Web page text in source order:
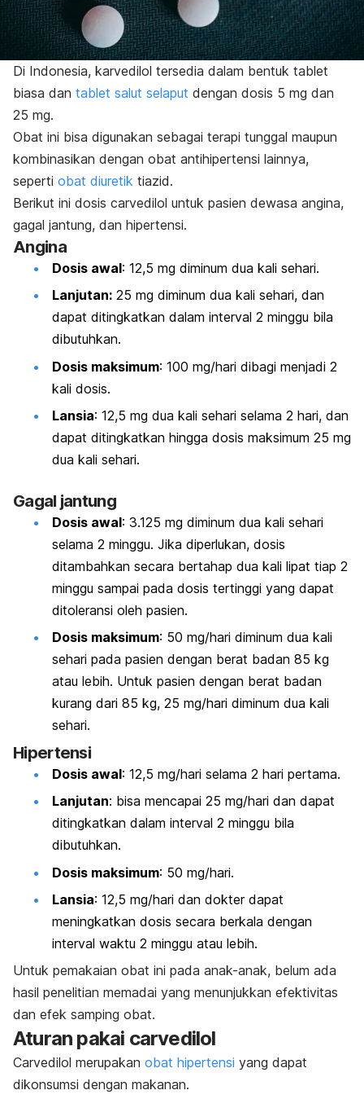
Di Indonesia, karvedilol tersedia dalam bentuk tablet
biasa dan tablet salut selaput dengan dosis 5 mg dan
25 mg.
Obat ini bisa digunakan sebagai terapi tunggal maupun
kombinasikan dengan obat antihipertensi lainnya,
seperti obat diuretik tiazid.
Berikut ini dosis carvedilol untuk pasien dewasa angina,
gagal jantung, dan hipertensi.
Angina
Dosis awal: 12,5 mg diminum dua kali sehari.
Lanjutan: 25 mg diminum dua kali sehari, dan
dapat ditingkatkan dalam interval 2 minggu bila
dibutuhkan.
Dosis maksimum: 100 mg/hari dibagi menjadi 2
kali dosis.
Lansia: 12,5 mg dua kali sehari selama 2 hari, dan
dapat ditingkatkan hingga dosis maksimum 25 mg
dua kali sehari.
Gagal jantung
Dosis awal: 3.125 mg diminum dua kali sehari
selama 2 minggu. Jika diperlukan, dosis
ditambahkan secara bertahap dua kali lipat tiap 2
minggu sampai pada dosis tertinggi yang dapat
ditoleransi oleh pasien.
Dosis maksimum: 50 mg/hari diminum dua kali
sehari pada pasien dengan berat badan 85 kg
atau lebih. Untuk pasien dengan berat badan
kurang dari 85 kg, 25 mg/hari diminum dua kali
sehari.
Hipertensi
Dosis awal: 12,5 mg/hari selama 2 hari pertama.
Lanjutan: bisa mencapai 25 mg/hari dan dapat
ditingkatkan dalam interval 2 minggu bila
dibutuhkan.
Dosis maksimum: 50 mg/hari.
Lansia: 12,5 mg/hari dan dokter dapat
meningkatkan dosis secara berkala dengan
interval waktu 2 minggu atau lebih.
Untuk pemakaian obat ini pada anak-anak, belum ada
hasil penelitian memadai yang menunjukkan efektivitas
dan efek samping obat.
Aturan pakai carvedilol
Carvedilol merupakan obat hipertensi yang dapat
dikonsumsi dengan makanan.